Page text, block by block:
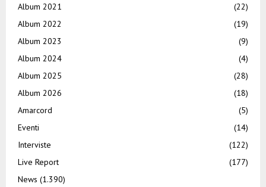
Album 2021
(22)
Album 2022
(19)
Album 2023
(9)
Album 2024
(4)
Album 2025
(28)
Album 2026
(18)
Amarcord
(5)
Eventi
(14)
Interviste
(122)
Live Report
(177)
News (1.390)